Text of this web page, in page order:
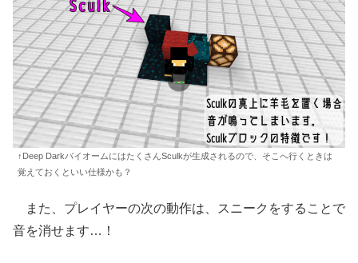
↑Deep DarkバイオームにはたくさんSculkが生成されるので、そこへ行くときは
覚えておくといい仕様かも？
また、プレイヤーの次の動作は、スニークをすることで
音を消せます…！